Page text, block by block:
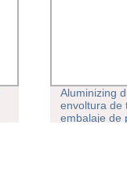
Aluminizing
envoltura de
embalaje de